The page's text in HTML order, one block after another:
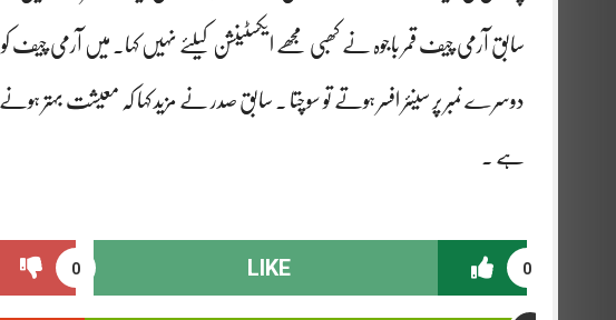
سابق آرمی چیف قمر باجوہ نے کھبی مجھے ایکسٹینشن کیلئے نہیں کہا۔ میں آرمی چیف کو
دوسرے نمبر پر سینئر افسر ہوتے تو سوچتا ۔ سابق صدر نے مزید کہا کہ معیشت بہتر
ہے ۔
0
LIKE
0